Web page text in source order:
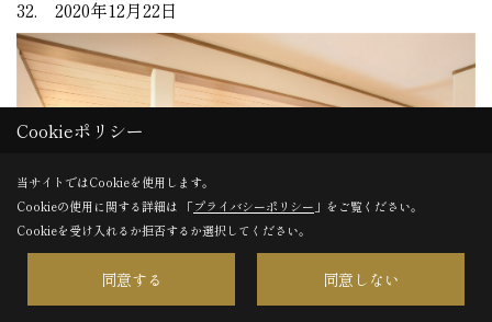
32. 2020年12月22日
Cookieポリシー
当サイトではCookieを使用します。
Cookieの使用に関する詳細は 「プライバシーポリシー 」をご覧ください。
Cookieを受け入れるか拒否するか選択してください。
同意する 同意しない